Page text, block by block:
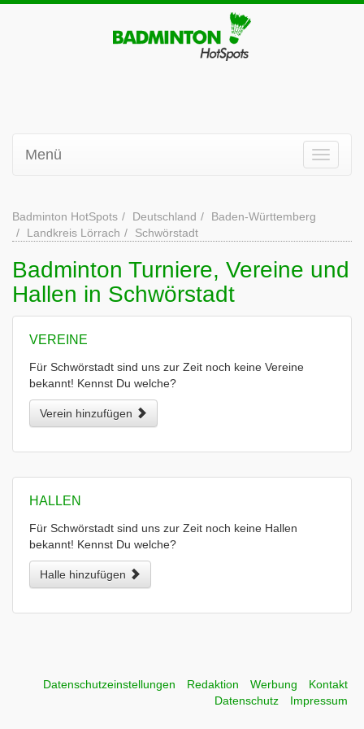
Menü
Badminton HotSpots Deutschland
Baden-Württemberg
Landkreis Lörrach
Schwörstadt
Badminton Turniere, Vereine und
Hallen in Schwörstadt
VEREINE
Für Schwörstadt sind uns zur Zeit noch keine Vereine
bekannt! Kennst Du welche?
Verein hinzufügen
HALLEN
Für Schwörstadt sind uns zur Zeit noch keine Hallen
bekannt! Kennst Du welche?
Halle hinzufügen
Datenschutzeinstellungen Redaktion Werbung
Kontakt
Datenschutz
Impressum